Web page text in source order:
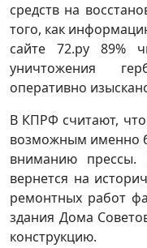
средств на
того, как
сайте 72.ру 89%
уничтожения
оперативно
В КПРФ считают,
возможным именно
вниманию прессы.
вернется на
ремонтных работ
здания Дома
конструкцию.